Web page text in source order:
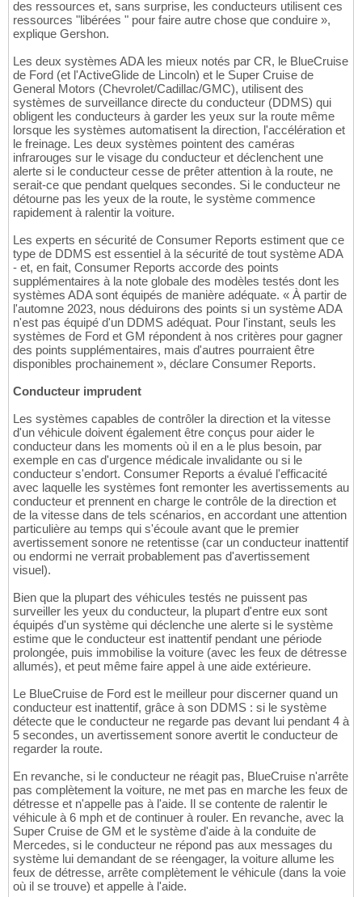
des ressources et, sans surprise, les conducteurs utilisent ces
ressources "libérées " pour faire autre chose que conduire »,
explique Gershon.
Les deux systèmes ADA les mieux notés par CR, le BlueCruise
de Ford (et l'ActiveGlide de Lincoln) et le Super Cruise de
General Motors (Chevrolet/Cadillac/GMC), utilisent des
systèmes de surveillance directe du conducteur (DDMS) qui
obligent les conducteurs à garder les yeux sur la route même
lorsque les systèmes automatisent la direction, l'accélération et
le freinage. Les deux systèmes pointent des caméras
infrarouges sur le visage du conducteur et déclenchent une
alerte si le conducteur cesse de prêter attention à la route, ne
serait-ce que pendant quelques secondes. Si le conducteur ne
détourne pas les yeux de la route, le système commence
rapidement à ralentir la voiture.
Les experts en sécurité de Consumer Reports estiment que ce
type de DDMS est essentiel à la sécurité de tout système ADA
- et, en fait, Consumer Reports accorde des points
supplémentaires à la note globale des modèles testés dont les
systèmes ADA sont équipés de manière adéquate. « À partir de
l'automne 2023, nous déduirons des points si un système ADA
n'est pas équipé d'un DDMS adéquat. Pour l'instant, seuls les
systèmes de Ford et GM répondent à nos critères pour gagner
des points supplémentaires, mais d'autres pourraient être
disponibles prochainement », déclare Consumer Reports.
Conducteur imprudent
Les systèmes capables de contrôler la direction et la vitesse
d'un véhicule doivent également être conçus pour aider le
conducteur dans les moments où il en a le plus besoin, par
exemple en cas d'urgence médicale invalidante ou si le
conducteur s'endort. Consumer Reports a évalué l'efficacité
avec laquelle les systèmes font remonter les avertissements au
conducteur et prennent en charge le contrôle de la direction et
de la vitesse dans de tels scénarios, en accordant une attention
particulière au temps qui s'écoule avant que le premier
avertissement sonore ne retentisse (car un conducteur inattentif
ou endormi ne verrait probablement pas d'avertissement
visuel).
Bien que la plupart des véhicules testés ne puissent pas
surveiller les yeux du conducteur, la plupart d'entre eux sont
équipés d'un système qui déclenche une alerte si le système
estime que le conducteur est inattentif pendant une période
prolongée, puis immobilise la voiture (avec les feux de détresse
allumés), et peut même faire appel à une aide extérieure.
Le BlueCruise de Ford est le meilleur pour discerner quand un
conducteur est inattentif, grâce à son DDMS : si le système
détecte que le conducteur ne regarde pas devant lui pendant 4 à
5 secondes, un avertissement sonore avertit le conducteur de
regarder la route.
En revanche, si le conducteur ne réagit pas, BlueCruise n'arrête
pas complètement la voiture, ne met pas en marche les feux de
détresse et n'appelle pas à l'aide. Il se contente de ralentir le
véhicule à 6 mph et de continuer à rouler. En revanche, avec la
Super Cruise de GM et le système d'aide à la conduite de
Mercedes, si le conducteur ne répond pas aux messages du
système lui demandant de se réengager, la voiture allume les
feux de détresse, arrête complètement le véhicule (dans la voie
où il se trouve) et appelle à l'aide.